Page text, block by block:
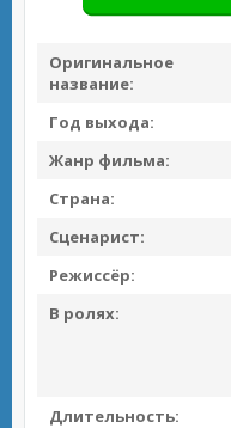
Оригинальное
название:
Год выхода:
Жанр фильма:
Страна:
Сценарист:
Режиссёр:
В ролях:
Длительность: